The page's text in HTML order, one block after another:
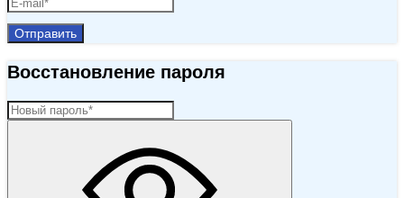
Отправить
Восстановление пароля